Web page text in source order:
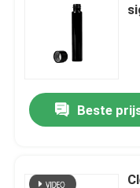
Beste